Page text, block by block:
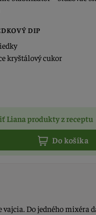
DIP
kryštálový cukor
Liana produkty z receptu
Do košíka
vajcia. Do jedného mixéra